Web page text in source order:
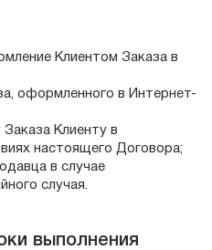
Клиентом Заказа в
оформленного в Интернет-
Клиенту в
настоящего Договора;
в случае
случая.
выполнения